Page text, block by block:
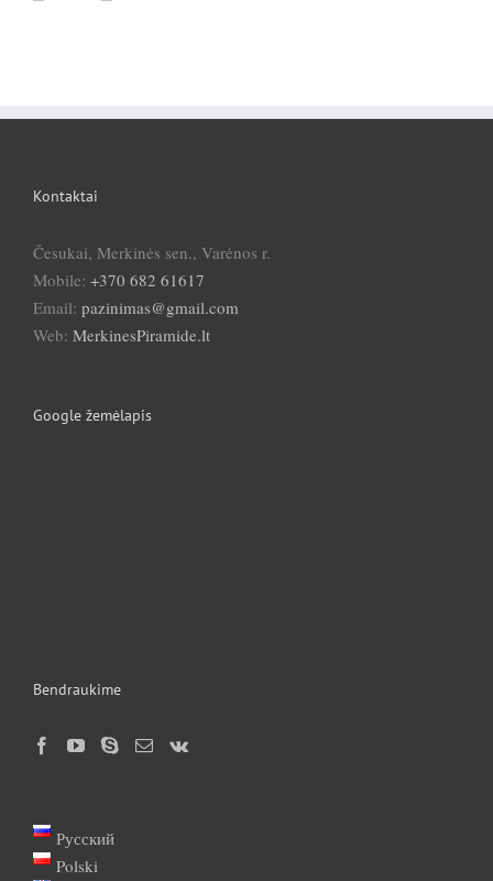
Kontaktai
Česukai, Merkinės sen., Varėnos r.
Mobile: +370 682 61617
Email: pazinimas@gmail.com
Web: MerkinesPiramide.lt
Google žemėlapis
Bendraukime
Русский
Polski